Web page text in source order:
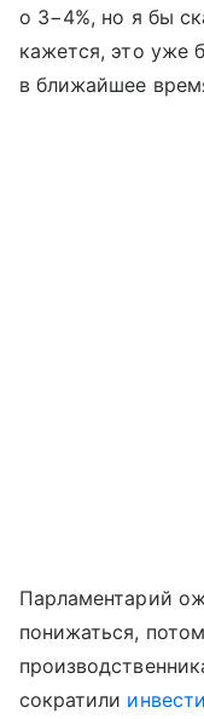
о 3−4%, но я бы
кажется, это уже
в ближайшее
Парламентарий
понижаться,
сократили